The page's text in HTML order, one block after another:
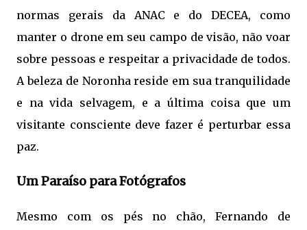
normas gerais da ANAC e do DECEA, como
manter o drone em seu campo de visão, não voar
sobre pessoas e respeitar a privacidade de todos.
A beleza de Noronha reside em sua tranquilidade
e na vida selvagem, e a última coisa que um
visitante consciente deve fazer é perturbar essa
paz.
Um Paraíso para Fotógrafos
Mesmo com os pés no chão, Fernando de